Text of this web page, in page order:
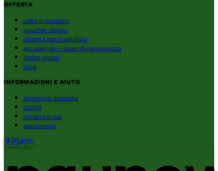
OFFERTA
salto in tandem
voucher regalo
diventa paracadutista
accademia — base di conoscenza
listino prezzi
blog
INFORMAZIONI E AIUTO
termini di acquisto
GDPR
reclami e resi
pagamenti